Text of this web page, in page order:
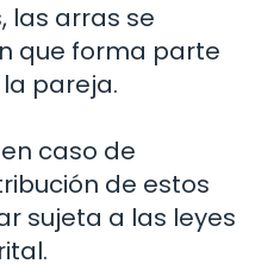
las arras se
que forma parte
pareja.
caso de
de estos
sujeta a las leyes